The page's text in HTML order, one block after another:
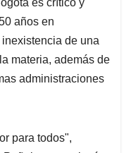
años en
de una
materia, además de
administraciones
para todos",